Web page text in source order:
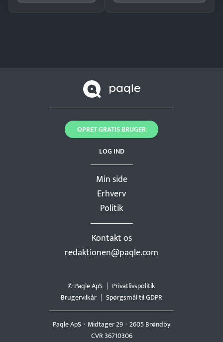
Min side
Erhverv
Politik
Kontakt os
redaktionen@paqle.com
LOG IND
OPRET GRATIS BRUGER
Paqle ApS Midtager 29 2605 Brøndby
CVR 36710306
© Paqle ApS
Privatlivspolitik
Brugervilkår
Spørgsmål til GDPR